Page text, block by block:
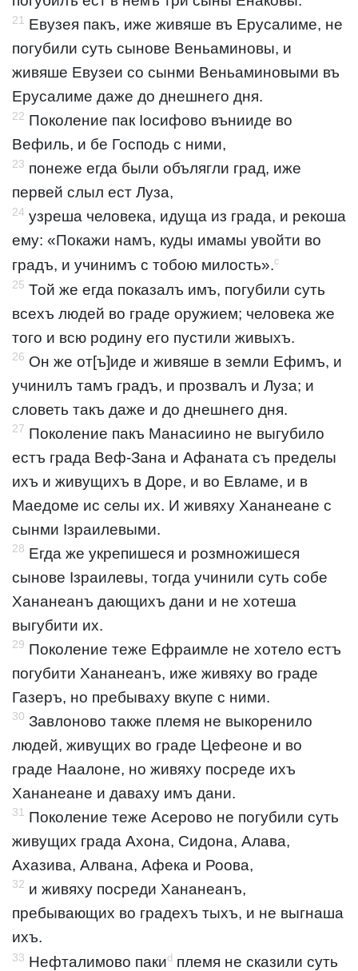
21 Евузея пакъ, иже живяше въ Ерусалиме, не
погубили суть сынове Веньаминовы, и
живяше Евузеи со сынми Веньаминовыми въ
Ерусалиме даже до днешнего дня.
22 Поколение пак Іосифово вънииде во
Вефиль, и бе Господь с ними,
23 понеже егда были обълягли град, иже
первей слыл ест Луза,
24 узреша человека, идуща из града, и рекоша
ему: «Покажи намъ, куды имамы увойти во
градъ, и учинимъ с тобою милость».c
25 Той же егда показалъ имъ, погубили суть
всехъ людей во граде оружием; человека же
того и всю родину его пустили живыхъ.
26 Он же от[ъ]иде и живяше в земли Ефимъ, и
учинилъ тамъ градъ, и прозвалъ и Луза; и
словеть такъ даже и до днешнего дня.
27 Поколение пакъ Манасиино не выгубило
естъ града Веф-Зана и Афаната съ пределы
ихъ и живущихъ в Доре, и во Евламе, и в
Маедоме ис селы их. И живяху Хананеане с
сынми Ізраилевыми.
28 Егда же укрепишеся и розмножишеся
сынове Ізраилевы, тогда учинили суть собе
Хананеанъ дающихъ дани и не хотеша
выгубити их.
29 Поколение теже Ефраимле не хотело естъ
погубити Хананеанъ, иже живяху во граде
Газеръ, но пребываху вкупе с ними.
30 Завлоново также племя не выкоренило
людей, живущих во граде Цефеоне и во
граде Наалоне, но живяху посреде ихъ
Хананеане и даваху имъ дани.
31 Поколение теже Асерово не погубили суть
живущих града Ахона, Сидона, Алава,
Ахазива, Алвана, Афека и Роова,
32 и живяху посреди Хананеанъ,
пребывающих во градехъ тыхъ, и не выгнаша
ихъ.
33 Нефталимово пакиd племя не сказили суть